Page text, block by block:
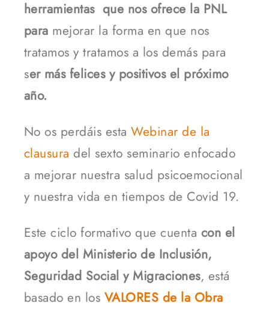
herramientas que nos ofrece la PNL
para mejorar la forma en que nos
tratamos y tratamos a los demás para
ser más felices y positivos el próximo
año.
No os perdáis estaWebinar de la
clausura del sexto seminario enfocado
a mejorar nuestra salud psicoemocional
y nuestra vida en tiempos de Covid 19.
Este ciclo formativo que cuenta con el
apoyo del Ministerio de Inclusión,
Seguridad Social y Migraciones, está
basado en los VALORES de la Obra